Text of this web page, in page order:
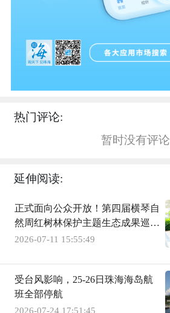
热门评论:
暂时没有评论
延伸阅读:
正式面向公众开放！第四届横琴自
然周红树林保护主题生态成果巡展
登陆天沐琴台
2026-07-11 15:55:49
受台风影响，25-26日珠海海岛航
班全部停航
2026-07-24 17:51:45